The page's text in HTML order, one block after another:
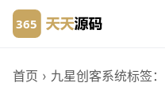
首页 › 九星创客系统标签：